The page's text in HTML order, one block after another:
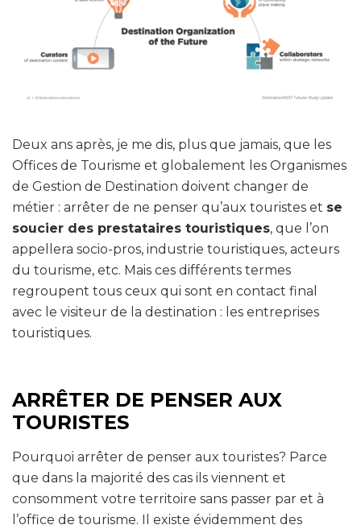
Deux ans après, je me dis, plus que jamais, que les
Offices de Tourisme et globalement les Organismes
de Gestion de Destination doivent changer de
métier : arrêter de ne penser qu’aux touristes et se
soucier des prestataires touristiques, que l’on
appellera socio-pros, industrie touristiques, acteurs
du tourisme, etc. Mais ces différents termes
regroupent tous ceux qui sont en contact final
avec le visiteur de la destination : les entreprises
touristiques.
ARRÊTER DE PENSER AUX
TOURISTES
Pourquoi arrêter de penser aux touristes? Parce
que dans la majorité des cas ils viennent et
consomment votre territoire sans passer par et à
l’office de tourisme. Il existe évidemment des